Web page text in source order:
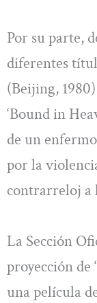
Por su parte,
diferentes
(Beijing,
‘Bound in
de un
por la
contrarreloj a
La Sección
proyección de
una película